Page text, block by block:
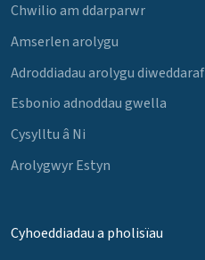
Chwilio am ddarparwr
Amserlen arolygu
Adroddiadau arolygu diweddaraf
Esbonio adnoddau gwella
Cysylltu â Ni
Arolygwyr Estyn
Cyhoeddiadau a pholisïau